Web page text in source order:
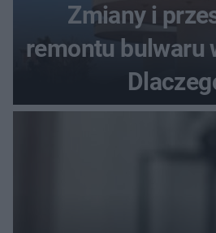
Zmiany i
remontu bulwaru